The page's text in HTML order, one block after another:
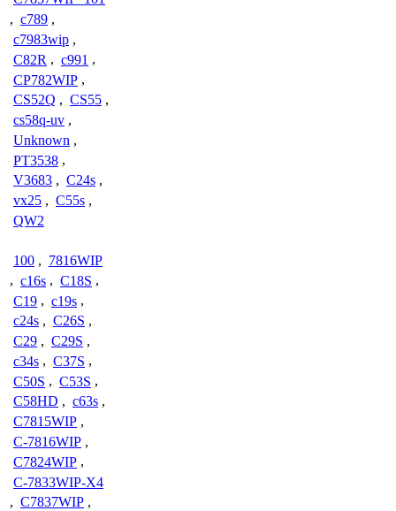
, c789 ,
c7983wip ,
C82R , c991 ,
CP782WIP ,
CS52Q , CS55 ,
cs58q-uv ,
Unknown ,
PT3538 ,
V3683 , C24s ,
vx25 , C55s ,
QW2
100 , 7816WIP
, c16s , C18S ,
C19 , c19s ,
c24s , C26S ,
C29 , C29S ,
c34s , C37S ,
C50S , C53S ,
C58HD , c63s ,
C7815WIP ,
C-7816WIP ,
C7824WIP ,
C-7833WIP-X4
, C7837WIP ,